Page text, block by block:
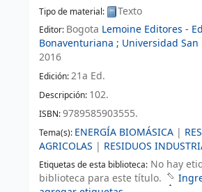
Tipo de material: Texto
Editor: Bogota Lemoine Editores -
Bonaventuriana ; Universidad
2016
Edición:21a Ed.
Descripción: 102.
ISBN:9789585903555.
Tema(s): ENERGÍA BIOMÁSICA |
AGRICOLAS | RESIDUOS
Etiquetas de esta biblioteca: No hay
biblioteca para este título.